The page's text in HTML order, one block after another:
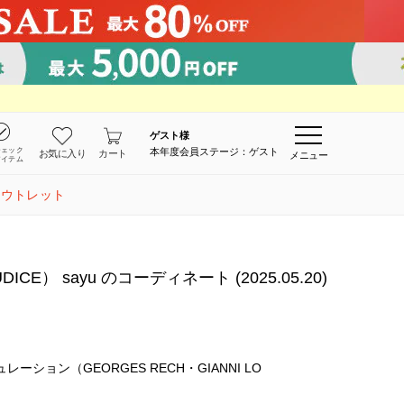
ック
テム
お気に入り カート
ゲスト様
本年度会員ステージ：ゲスト
メニュー
トレット
） sayu のコーディネート (2025.05.20)
レーション（GEORGES RECH・GIANNI LO